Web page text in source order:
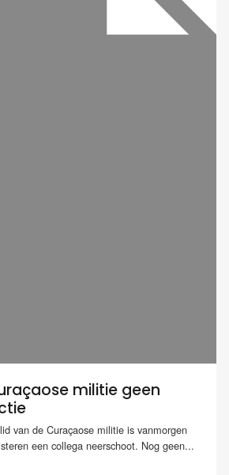
militie geen
van de Curaçaose militie is vanmorgen
een collega neerschoot. Nog geen...